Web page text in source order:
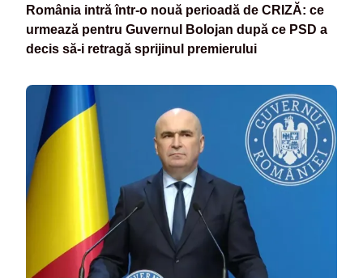
România intră într-o nouă perioadă de CRIZĂ: ce
urmează pentru Guvernul Bolojan după ce PSD a
decis să-i retragă sprijinul premierului